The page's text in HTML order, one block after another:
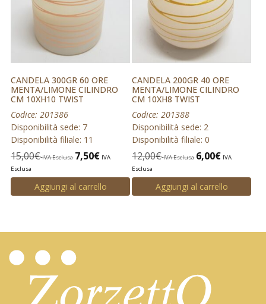
CANDELA 300GR 60 ORE
MENTA/LIMONE CILINDRO
CM 10XH10 TWIST
Codice: 201386
Disponibilità sede: 7
Disponibilità filiale: 11
15,00€ IVA Esclusa 7,50€ IVA
Esclusa
Aggiungi al carrello
CANDELA 200GR 40 ORE
MENTA/LIMONE CILINDRO
CM 10XH8 TWIST
Codice: 201388
Disponibilità sede: 2
Disponibilità filiale: 0
12,00€ IVA Esclusa 6,00€ IVA
Esclusa
Aggiungi al carrello